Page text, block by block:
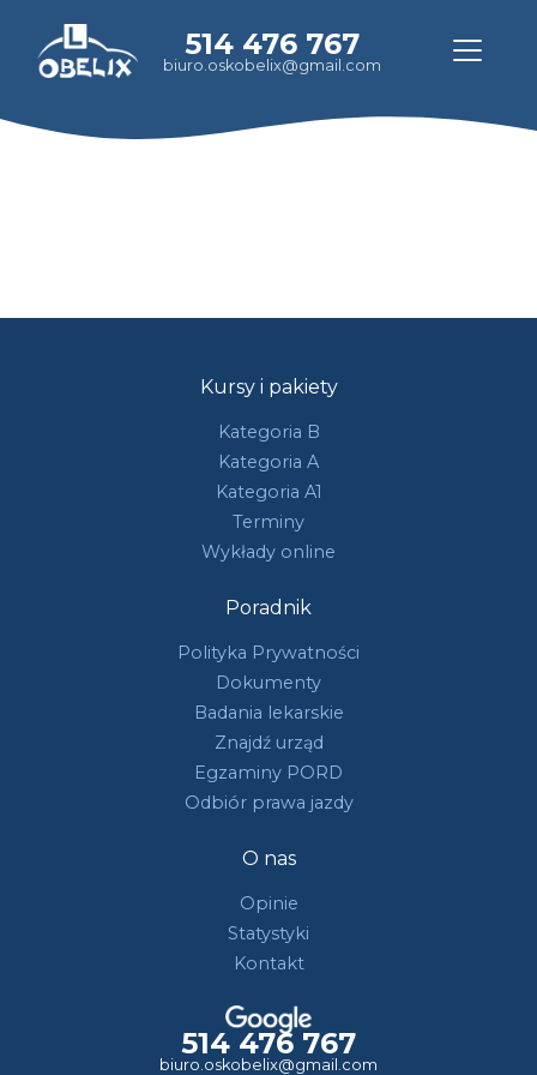
514 476 767
biuro.oskobelix@gmail.com
Kursy i pakiety
Kategoria B
Kategoria A
Kategoria A1
Terminy
Wykłady online
Poradnik
Polityka Prywatności
Dokumenty
Badania lekarskie
Znajdź urząd
Egzaminy PORD
Odbiór prawa jazdy
O nas
Opinie
Statystyki
Kontakt
514 476 767
biuro.oskobelix@gmail.com